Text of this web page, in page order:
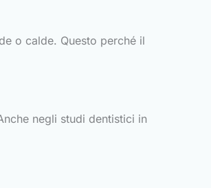
o calde. Questo perché il
negli studi dentistici in